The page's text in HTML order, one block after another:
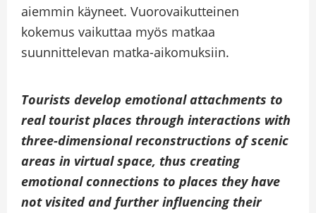
aiemmin käyneet. Vuorovaikutteinen
kokemus vaikuttaa myös matkaa
suunnittelevan matka-aikomuksiin.
Tourists develop emotional attachments to
real tourist places through interactions with
three-dimensional reconstructions of scenic
areas in virtual space, thus creating
emotional connections to places they have
not visited and further influencing their